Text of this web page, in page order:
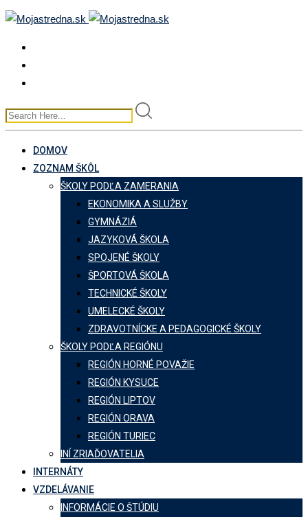
Skip
DOMOV
ZOZNAM ŠKÔL
ŠKOLY PODĽA ZAMERANIA
EKONOMIKA A SLUŽBY
GYMNÁZIÁ
JAZYKOVÁ ŠKOLA
SPOJENÉ ŠKOLY
ŠPORTOVÁ ŠKOLA
TECHNICKÉ ŠKOLY
UMELECKÉ ŠKOLY
ZDRAVOTNÍCKE A PEDAGOGICKÉ ŠKOLY
ŠKOLY PODĽA REGIÓNU
REGIÓN HORNÉ POVAŽIE
REGIÓN KYSUCE
REGIÓN LIPTOV
REGIÓN ORAVA
REGIÓN TURIEC
INÍ ZRIAĎOVATELIA
INTERNÁTY
VZDELÁVANIE
INFORMÁCIE O ŠTÚDIU